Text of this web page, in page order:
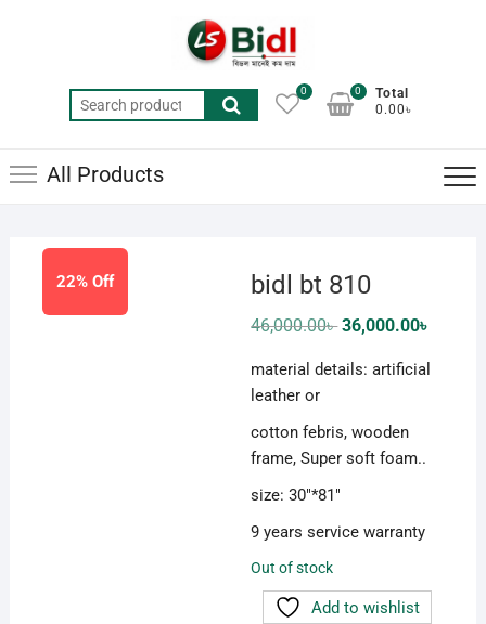
Search
for:
0
Total
0.00৳
0
All Products
22% Off bidl bt 810
46,000.00৳Original
price
46,000.00৳ .
36,000.00৳
material details: artificial
leather or
cotton febris, wooden
frame, Super soft foam..
size: 30″*81″
9 years service warranty
Out of stock
Add to wishlist